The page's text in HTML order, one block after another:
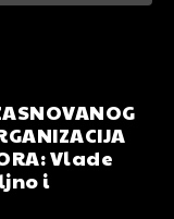
Vlade
i